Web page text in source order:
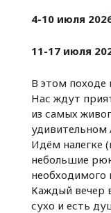
4-10 июля
11-17 июля
В этом походе
Нас ждут
из самых
удивительном
Идём налегке
небольшие
необходимого
Каждый вечер
сухо и есть